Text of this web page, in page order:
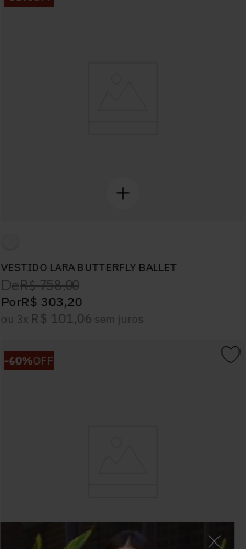
VESTIDO LARA BUTTERFLY BALLET
DeR$ 758,00
PorR$ 303,20
ou 3 x R$ 101,06 sem juros
-60%OFF